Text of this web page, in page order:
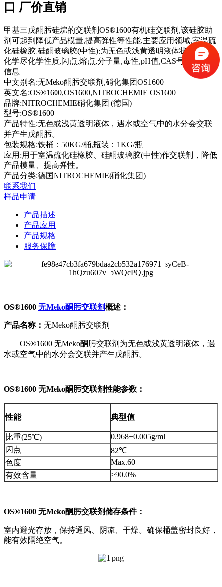
口 厂价直销
甲基三戊酮肟硅烷的交联剂OS®1600有机硅交联剂,该硅胶助
剂可起到降低产品模量,提高弹性等性能,主要应用领域,室温硫
化硅橡胶,硅酮玻璃胶(中性);为无色或浅黄透明液体状,查看详
化学尽化学性质,闪点,熔点,分子量,毒性,pH值,CAS号,分子式等
信息
中文别名:无Meko酮肟交联剂,硝化集团OS1600
英文名:OS®1600,OS1600,NITROCHEMIE OS1600
品牌:NITROCHEMIE硝化集团 (德国)
型号:OS®1600
产品特性:无色或浅黄透明液体，遇水或空气中的水分会交联
并产生戊酮肟。
包装规格:铁桶：50KG/桶,瓶装：1KG/瓶
应用:用于室温硫化硅橡胶、硅酮玻璃胶(中性)作交联剂，降低
产品模量、提高弹性。
产品分类:德国NITROCHEMIE(硝化集团)
联系我们
样品申请
产品描述
产品应用
产品规格
服务保障
OS®1600 无Meko酮肟交联剂概述：
产品名称： 无Meko酮肟交联剂
OS®1600 无Meko酮肟交联剂为无色或浅黄透明液体，遇
水或空气中的水分会交联并产生戊酮肟。
OS®1600 无Meko酮肟交联剂性能参数：
性能 典型值
比重(25℃)
0.968±0.005g/ml
闪点
82℃
色度
Max.60
有效含量
≥90.0%
OS®1600 无Meko酮肟交联剂储存条件：
室内避光存放，保持通风、阴凉、干燥。确保桶盖密封良好，
能有效隔绝空气。